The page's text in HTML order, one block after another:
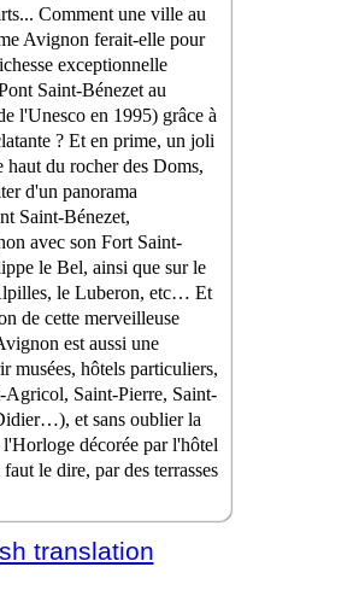
Comment une ville au
Avignon ferait-elle pour
exceptionnelle
Saint-Bénezet au
l'Unesco en 1995) grâce à
? Et en prime, un joli
du rocher des Doms,
d'un panorama
Saint-Bénezet,
avec son Fort Saint-
le Bel, ainsi que sur le
le Luberon, etc… Et
de cette merveilleuse
est aussi une
musées, hôtels particuliers,
Agricol, Saint-Pierre, Saint-
et sans oublier la
décorée par l'hôtel
le dire, par des terrasses